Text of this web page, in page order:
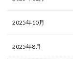
2025年10月
2025年8月